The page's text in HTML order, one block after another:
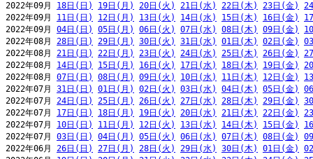
2022年09月 18日(日) 19日(月) 20日(火) 21日(水) 22日(木) 23日(金)
2022年09月 11日(日) 12日(月) 13日(火) 14日(水) 15日(木) 16日(金)
2022年09月 04日(日) 05日(月) 06日(火) 07日(水) 08日(木) 09日(金)
2022年08月 28日(日) 29日(月) 30日(火) 31日(水) 01日(木) 02日(金)
2022年08月 21日(日) 22日(月) 23日(火) 24日(水) 25日(木) 26日(金)
2022年08月 14日(日) 15日(月) 16日(火) 17日(水) 18日(木) 19日(金)
2022年08月 07日(日) 08日(月) 09日(火) 10日(水) 11日(木) 12日(金)
2022年07月 31日(日) 01日(月) 02日(火) 03日(水) 04日(木) 05日(金)
2022年07月 24日(日) 25日(月) 26日(火) 27日(水) 28日(木) 29日(金)
2022年07月 17日(日) 18日(月) 19日(火) 20日(水) 21日(木) 22日(金)
2022年07月 10日(日) 11日(月) 12日(火) 13日(水) 14日(木) 15日(金)
2022年07月 03日(日) 04日(月) 05日(火) 06日(水) 07日(木) 08日(金)
2022年06月 26日(日) 27日(月) 28日(火) 29日(水) 30日(木) 01日(金)